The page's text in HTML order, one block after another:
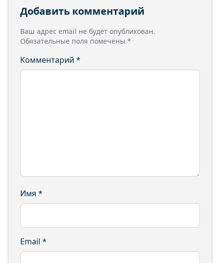
Добавить комментарий
Ваш адрес email не будет опубликован.
Обязательные поля помечены *
Комментарий *
Имя *
Email *